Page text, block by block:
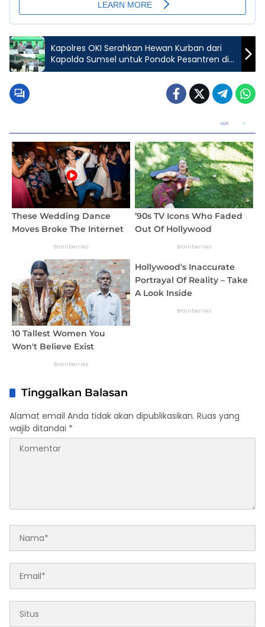
Kapolres OKI Serahkan Hewan Kurban dari
Kapolda Sumsel untuk Pondok Pesantren di
Lempuing
Tinggalkan Balasan
Alamat email Anda tidak akan dipublikasikan. Ruas yang
wajib ditandai *